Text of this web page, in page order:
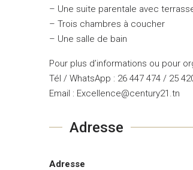
– Une suite parentale avec
– Trois chambres à coucher
– Une salle de bain
Pour plus d’informations ou pour
Tél / WhatsApp : 26 447 474 / 25
Email : Excellence@century21.tn
Adresse
Adresse